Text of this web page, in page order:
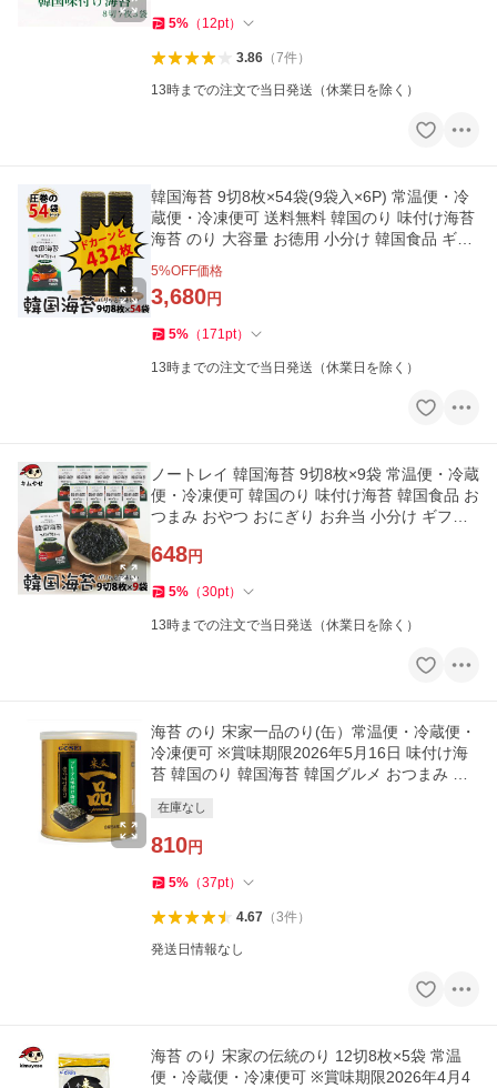
5% （ 12pt）
3.86（7件）
13時までの注文で当日発送（休業日を除く）
韓国海苔 9切8枚×54袋(9袋入×6P) 常温便・冷
蔵便・冷凍便可 送料無料 韓国のり 味付け海苔
海苔 のり 大容量 お徳用 小分け 韓国食品 ギフ
5%OFF価格
3,680円
5% （ 171pt）
13時までの注文で当日発送（休業日を除く）
ノートレイ 韓国海苔 9切8枚×9袋 常温便・冷蔵
便・冷凍便可 韓国のり 味付け海苔 韓国食品 お
つまみ おやつ おにぎり お弁当 小分け ギフト
648円
5% （30pt）
13時までの注文で当日発送（休業日を除く）
海苔 のり 宋家一品のり(缶）常温便・冷蔵便・
冷凍便可 ※賞味期限2026年5月16日 味付け海
苔 韓国のり 韓国海苔 韓国グルメ おつまみ ご
在庫なし
810円
5% （37pt）
4.67（3件）
発送日情報なし
海苔 のり 宋家の伝統のり 12切8枚×5袋 常温
便・冷蔵便・冷凍便可 ※賞味期限2026年4月4